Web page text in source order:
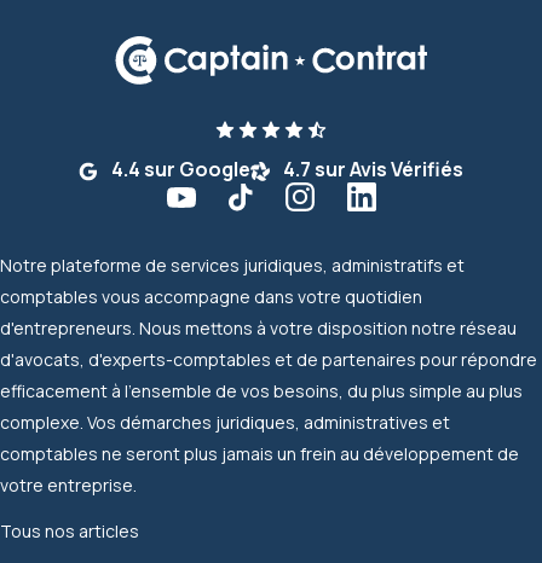
4.4 sur Google 4.7 sur Avis Vérifiés
Notre plateforme de services juridiques, administratifs et
comptables vous accompagne dans votre quotidien
d'entrepreneurs. Nous mettons à votre disposition notre réseau
d'avocats, d'experts-comptables et de partenaires pour répondre
efficacement à l'ensemble de vos besoins, du plus simple au plus
complexe. Vos démarches juridiques, administratives et
comptables ne seront plus jamais un frein au développement de
votre entreprise.
Tous nos articles